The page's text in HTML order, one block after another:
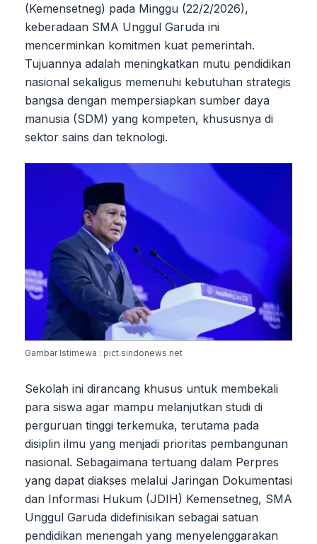
(Kemensetneg) pada Minggu (22/2/2026),
keberadaan SMA Unggul Garuda ini
mencerminkan komitmen kuat pemerintah.
Tujuannya adalah meningkatkan mutu pendidikan
nasional sekaligus memenuhi kebutuhan strategis
bangsa dengan mempersiapkan sumber daya
manusia (SDM) yang kompeten, khususnya di
sektor sains dan teknologi.
Gambar Istimewa : pict.sindonews.net
Sekolah ini dirancang khusus untuk membekali
para siswa agar mampu melanjutkan studi di
perguruan tinggi terkemuka, terutama pada
disiplin ilmu yang menjadi prioritas pembangunan
nasional. Sebagaimana tertuang dalam Perpres
yang dapat diakses melalui Jaringan Dokumentasi
dan Informasi Hukum (JDIH) Kemensetneg, SMA
Unggul Garuda didefinisikan sebagai satuan
pendidikan menengah yang menyelenggarakan